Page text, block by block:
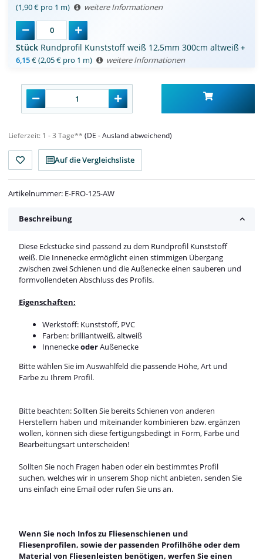
(1,90 € pro 1 m)
weitere Informationen
Stück Rundprofil Kunststoff weiß 12,5mm 300cm altweiß +
6,15€(2,05 € pro 1 m) weitere Informationen
Lieferzeit: 1 - 3 Tage** (DE - Ausland abweichend)
Auf die Vergleichsliste
Artikelnummer: E-FRO-125-AW
Beschreibung
Diese Eckstücke sind passend zu dem Rundprofil Kunststoff
weiß. Die Innenecke ermöglicht einen stimmigen Übergang
zwischen zwei Schienen und die Außenecke einen sauberen und
formvollendeten Abschluss des Profils.
Eigenschaften:
Werkstoff: Kunststoff, PVC
Farben: brilliantweiß, altweiß
InneneckeoderAußenecke
Bitte wählen Sie im Auswahlfeld die passende Höhe, Art und
Farbe zu Ihrem Profil.
Bitte beachten: Sollten Sie bereits Schienen von anderen
Herstellern haben und miteinander kombinieren bzw. ergänzen
wollen, können sich diese fertigungsbedingt in Form, Farbe und
Bearbeitungsart unterscheiden!
Sollten Sie noch Fragen haben oder ein bestimmtes Profil
suchen, welches wir in unserem Shop nicht anbieten, senden Sie
uns einfach eine Email oder rufen Sie uns an.
Wenn Sie noch Infos zu Fliesenschienen und
Fliesenprofilen, sowie der passenden Profilhöhe oder dem
Material von Fliesenleisten benötigen, werfen Sie einen